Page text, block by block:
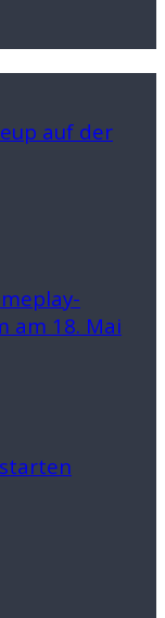
auf der
am 18. Mai